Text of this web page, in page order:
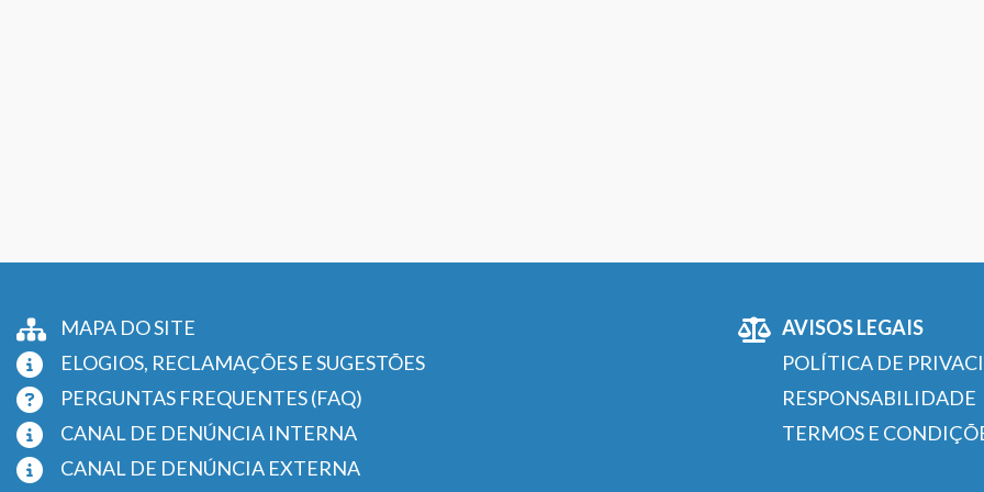
MAPA DO SITE
ELOGIOS, RECLAMAÇÕES E SUGESTÕES
PERGUNTAS FREQUENTES (FAQ)
CANAL DE DENÚNCIA INTERNA
CANAL DE DENÚNCIA EXTERNA
AVISOS LEGAIS
POLÍTICA DE
RESPONSABILIDADE
TERMOS E